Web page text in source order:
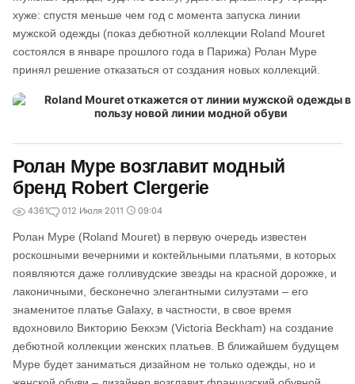
хуже: спустя меньше чем год с момента запуска линии
мужской одежды (показ дебютной коллекции Roland Mouret
состоялся в январе прошлого года в Парижа) Ролан Муре
принял решение отказаться от создания новых коллекций.
Ролан Муре возглавит модный
бренд Robert Clergerie
4361 012 Июля 2011 09:04
Ролан Муре (Roland Mouret) в первую очередь известен
роскошными вечерними и коктейльными платьями, в которых
появляются даже голливудские звезды на красной дорожке, и
лаконичными, бесконечно элегантными силуэтами – его
знаменитое платье Galaxy, в частности, в свое время
вдохновило Викторию Бекхэм (Victoria Beckham) на создание
дебютной коллекции женских платьев. В ближайшем будущем
Муре будет заниматься дизайном не только одежды, но и